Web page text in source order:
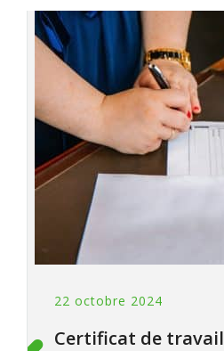
22 octobre 2024
Certificat de travail